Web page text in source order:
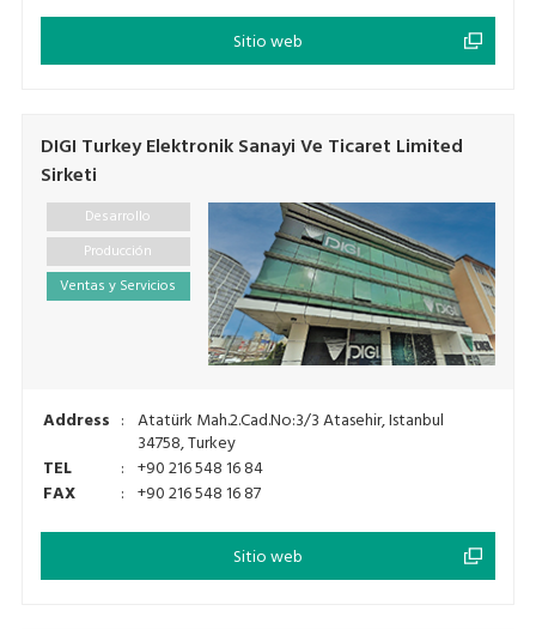
Sitio web
DIGI Turkey Elektronik Sanayi Ve Ticaret Limited
Sirketi
Desarrollo
Producción
Ventas y Servicios
Address : Atatürk Mah.2.Cad.No:3/3 Atasehir, Istanbul
34758, Turkey
TEL
: +90 216 548 16 84
FAX
: +90 216 548 16 87
Sitio web